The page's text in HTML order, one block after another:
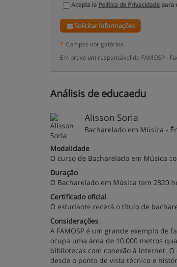
Acepta la Política de Privacidade para
Solicitar informações
* Campos obrigatórios
Em breve um responsável de FAMOSP -
Análisis de educaedu
Alisson Soria
Bacharelado em Música -
Modalidade
O curso de Bacharelado em Música
Duração
O Bacharelado em Música tem 2820
Certificado oficial
O estudante recerá o título de
Considerações
A FAMOSP é um grande exemplo de
ocupa uma área de 10.000 metros
bibliotecas com conexão à internet.
desde o ponto de vista técnico e